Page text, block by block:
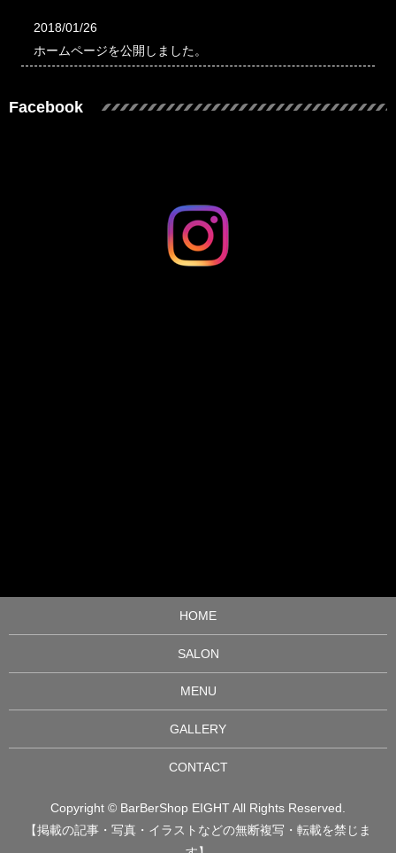
2018/01/26
ホームページを公開しました。
Facebook
HOME
SALON
MENU
GALLERY
CONTACT
Copyright © BarBerShop EIGHT All Rights Reserved.
【掲載の記事・写真・イラストなどの無断複写・転載を禁じま